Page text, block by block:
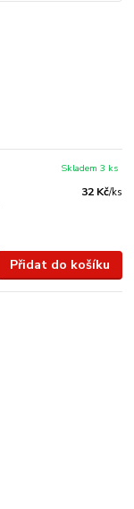
32 Kč/ks
Skladem 3 ks
Přidat do košíku